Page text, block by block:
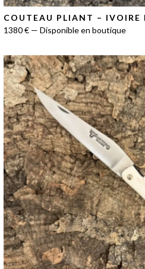
COUTEAU PLIANT – IVOIRE
1380 € — Disponible en boutique